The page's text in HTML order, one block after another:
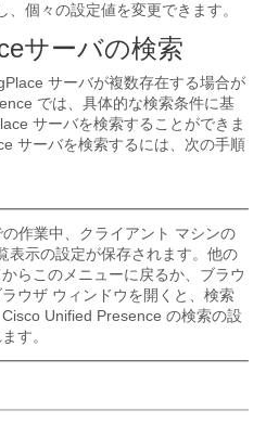
個々の設定値を変更できます。
サーバの検索
サーバが複数存在する場合が
では、具体的な検索条件に基
サーバを検索することができま
サーバを検索するには、次の手順
作業中、クライアント マシンの
表示の設定が保存されます。他の
らこのメニューに戻るか、ブラウ
ウザ ウィンドウを開くと、検索
Unified Presence の検索の設
す。